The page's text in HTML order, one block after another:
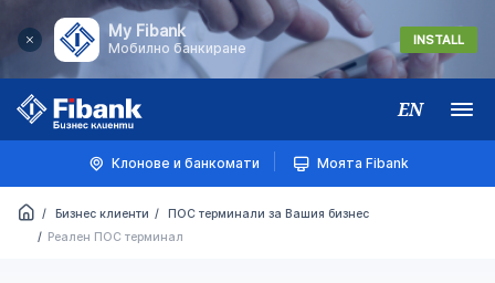
My Fibank
Мобилно банкиране
INSTALL
EN Меню
Клонове и банкомати Моята Fibank
Бизнес клиенти
ПОС терминали за Вашия бизнес
Реален ПОС терминал